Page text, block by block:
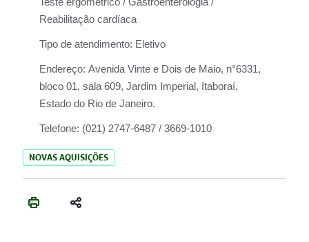
Teste ergométrico / Gastroenterologia /
Reabilitação cardíaca
Tipo de atendimento: Eletivo
Endereço: Avenida Vinte e Dois de Maio, n°6331,
bloco 01, sala 609, Jardim Imperial, Itaboraí,
Estado do Rio de Janeiro.
Telefone: (021) 2747-6487 / 3669-1010
NOVAS AQUISIÇÕES